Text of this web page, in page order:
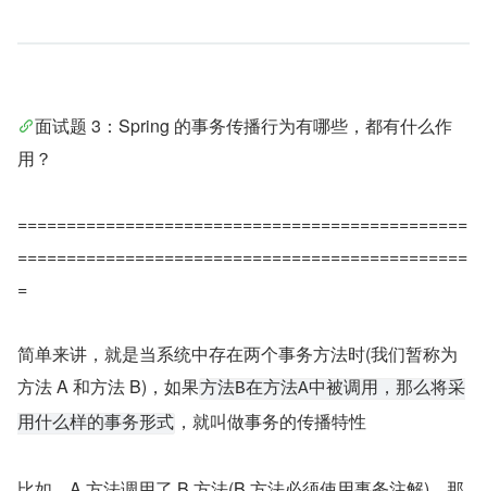
面试题 3：Spring 的事务传播行为有哪些，都有什么作
用？
==============================================
==============================================
=
简单来讲，就是当系统中存在两个事务方法时(我们暂称为
方法 A 和方法 B)，如果方法B在方法A中被调用，那么将采
用什么样的事务形式 ，就叫做事务的传播特性